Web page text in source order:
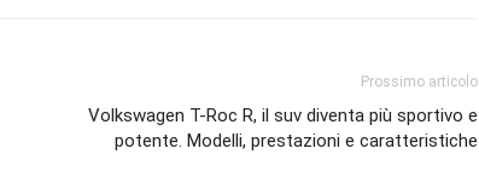
Prossimo articolo
Volkswagen T-Roc R, il suv diventa più sportivo e
potente. Modelli, prestazioni e caratteristiche